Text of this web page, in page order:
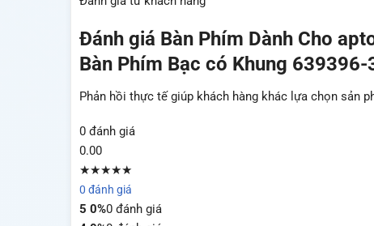
Đánh giá Bàn Phím Dành Cho
Bàn Phím Bạc có Khung
Phản hồi thực tế giúp khách hàng khác lựa chọn sản
0 đánh giá
0.00
★★★★★
0 đánh giá
5 0%0 đánh giá